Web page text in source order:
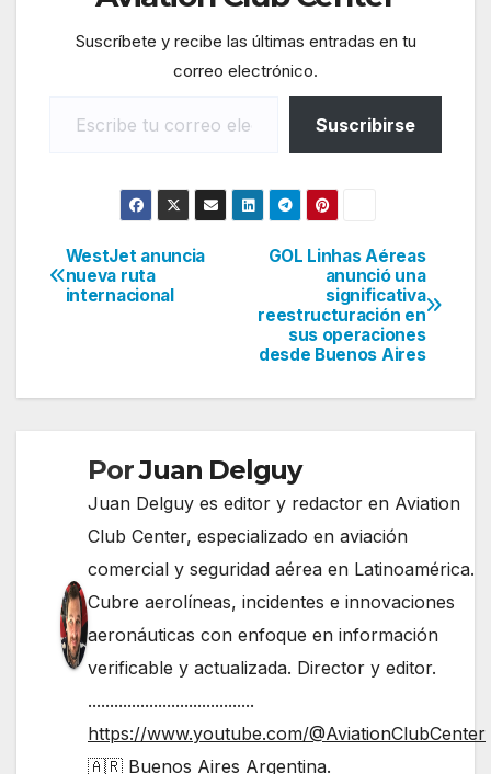
Suscríbete y recibe las últimas entradas en tu
correo electrónico.
Suscribirse
Navegación
de
GOL Linhas Aéreas
anunció una
significativa
reestructuración en
sus operaciones
desde Buenos Aires
WestJet anuncia
nueva ruta
internacional
PorJuan Delguy
Juan Delguy es editor y redactor en Aviation
Club Center, especializado en aviación
comercial y seguridad aérea en Latinoamérica.
Cubre aerolíneas, incidentes e innovaciones
aeronáuticas con enfoque en información
verificable y actualizada. Director y editor.
......................................
https://www.youtube.com/@AviationClubCenter
🇦🇷 Buenos Aires Argentina.